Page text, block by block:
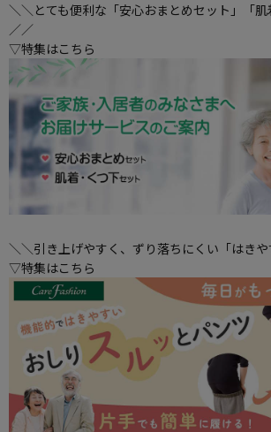
＼＼とても便利な「安心おまとめセット」「肌
／／
▽特集はこちら
＼＼引き上げやすく、ずり落ちにくい「はき
▽特集はこちら